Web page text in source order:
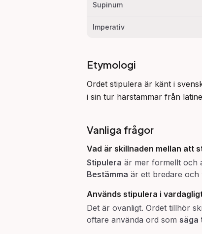
Supinum
Imperativ
Etymologi
Ordet stipulera är känt i
i sin tur härstammar från
Vanliga frågor
Vad är skillnaden mellan att
Stipulera är mer formellt och
Bestämma är ett bredare och
Används stipulera i
Det är ovanligt. Ordet tillhör
oftare använda ord som säga